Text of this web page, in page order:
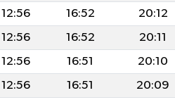
12:56 16:52 20:12
12:56 16:52 20:11
12:56 16:51 20:10
12:56 16:51 20:09